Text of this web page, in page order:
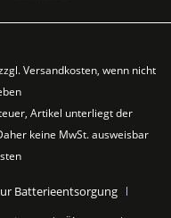
Versandkosten, wenn nicht
Artikel unterliegt der
keine MwSt. ausweisbar
Batterieentsorgung